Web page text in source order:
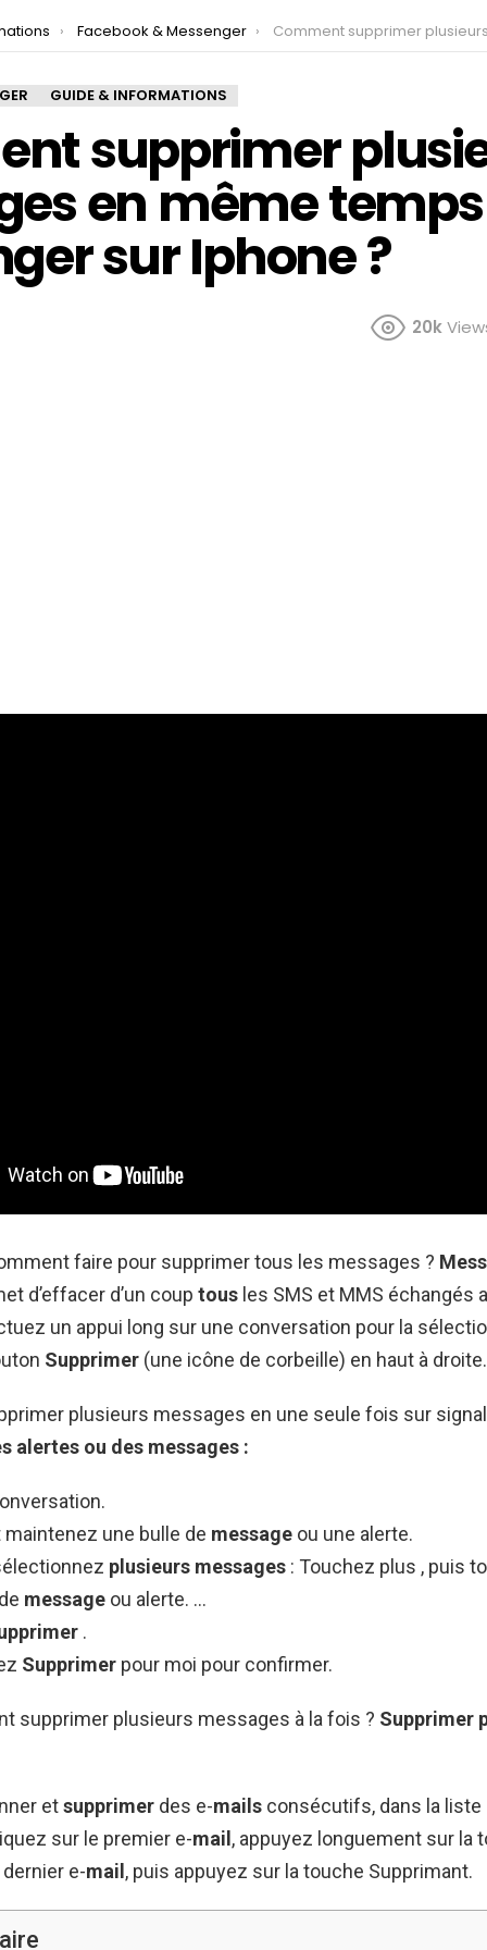
Facebook & Messenger Comment supprimer plusieurs messages en même temps sur
GUIDE & INFORMATIONS
supprimer
en même
sur Iphone ?
20k
faire pour supprimer tous les messages ?
d’effacer d’un coup tous les SMS et MMS échangés
un appui long sur une conversation pour la
Supprimer (une icône de corbeille) en haut à droite.
plusieurs messages en une seule fois sur
alertes ou des messages :
une bulle de message ou une alerte.
plusieurs messages : Touchez plus , puis
message ou alerte. …
.
Supprimer pour moi pour confirmer.
supprimer plusieurs messages à la fois ? Supprimer
etsupprimer des e-mails consécutifs, dans la liste
sur le premier e-mail, appuyez longuement sur la
e-mail, puis appuyez sur la touche Supprimant.